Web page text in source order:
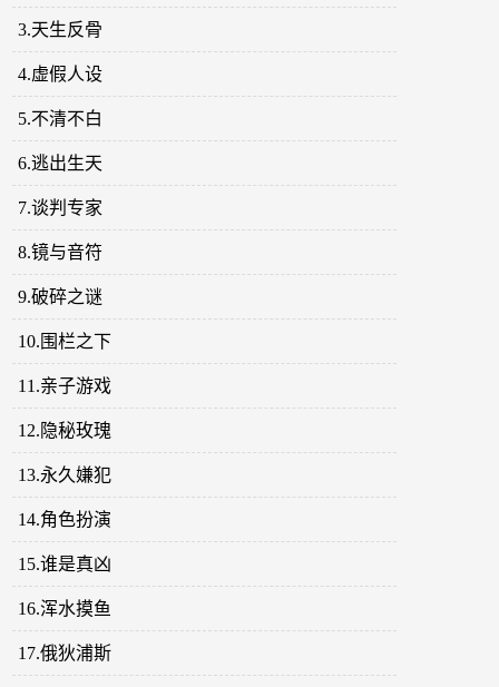
3.天生反骨
4.虚假人设
5.不清不白
6.逃出生天
7.谈判专家
8.镜与音符
9.破碎之谜
10.围栏之下
11.亲子游戏
12.隐秘玫瑰
13.永久嫌犯
14.角色扮演
15.谁是真凶
16.浑水摸鱼
17.俄狄浦斯